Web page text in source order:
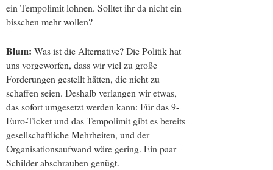
ein Tempolimit lohnen. Solltet ihr da nicht ein
bisschen mehr wollen?
Blum: Was ist die Alternative? Die Politik hat
uns vorgeworfen, dass wir viel zu große
Forderungen gestellt hätten, die nicht zu
schaffen seien. Deshalb verlangen wir etwas,
das sofort umgesetzt werden kann: Für das 9-
Euro-Ticket und das Tempolimit gibt es bereits
gesellschaftliche Mehrheiten, und der
Organisationsaufwand wäre gering. Ein paar
Schilder abschrauben genügt.